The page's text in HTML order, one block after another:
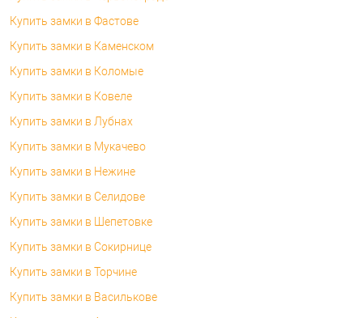
Купить замки в Фастове
Купить замки в Каменском
Купить замки в Коломые
Купить замки в Ковеле
Купить замки в Лубнах
Купить замки в Мукачево
Купить замки в Нежине
Купить замки в Селидове
Купить замки в Шепетовке
Купить замки в Сокирнице
Купить замки в Торчине
Купить замки в Василькове